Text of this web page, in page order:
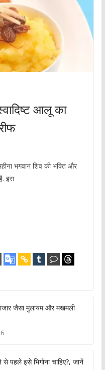
आलू का
भगवान शिव की भक्ति और
इस
जैसा मुलायम और मखमली
से पहले इसे भिगोना चाहिए?, जानें